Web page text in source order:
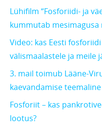
Lühifilm “Fosforiidi- ja
kummutab
Video: kas Eesti
välismaalastele ja meile
3. mail toimub Lääne-
kaevandamise
Fosforiit – kas
lootus?